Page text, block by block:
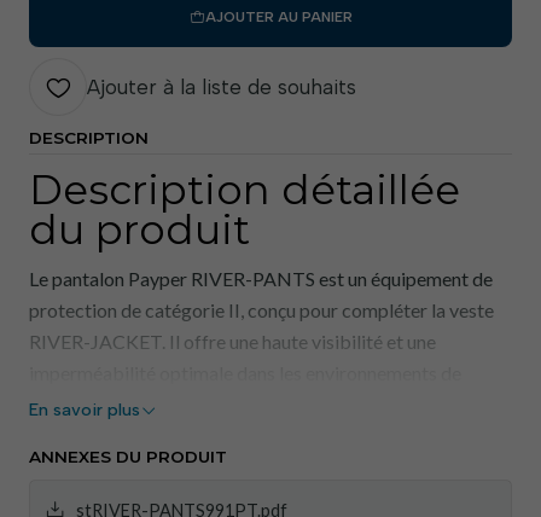
AJOUTER AU PANIER
Ajouter à la liste de souhaits
DESCRIPTION
Description détaillée
du produit
Le pantalon Payper RIVER-PANTS est un équipement de
protection de catégorie II, conçu pour compléter la veste
RIVER-JACKET. Il offre une haute visibilité et une
travail exigeants. Fabriqué en polyester 100 % avec un
protection contre la pluie conforme à la norme EN
343:2019 (31X). La haute visibilité est assurée par la
En savoir plus
ANNEXES DU PRODUIT
stRIVER-PANTS991PT.pdf